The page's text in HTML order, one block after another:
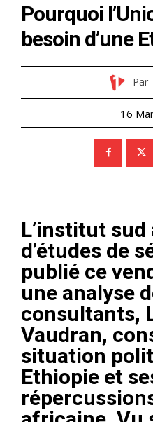
Pourquoi
besoin d’une
Par
16
L’institut
d’études de
publié ce
une analyse
consultants,
Vaudran,
situation
Ethiopie et